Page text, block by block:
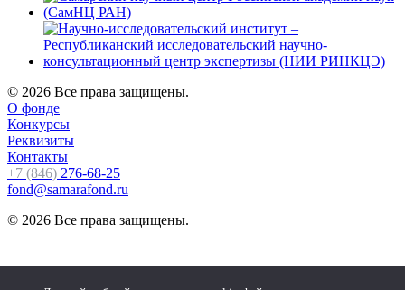
© 2026 Все права защищены.
О фонде
Конкурсы
Реквизиты
Контакты
+7 (846) 276-68-25
fond@samarafond.ru
© 2026 Все права защищены.